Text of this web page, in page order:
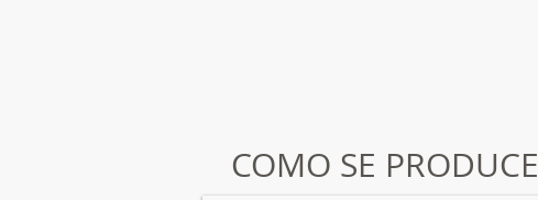
COMO SE PRODUCE